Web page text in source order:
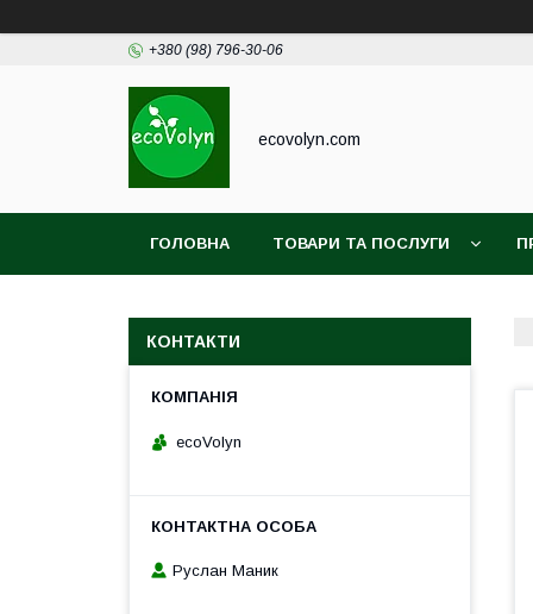
+380 (98) 796-30-06
ecovolyn.com
ГОЛОВНА ТОВАРИ ТА ПОСЛУГИ
КОНТАКТИ
ecoVolyn
Руслан Маник